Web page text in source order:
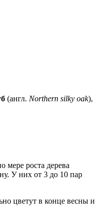
(англ. Northern silky oak),
мере роста дерева
У них от 3 до 10 пар
цветут в конце весны и